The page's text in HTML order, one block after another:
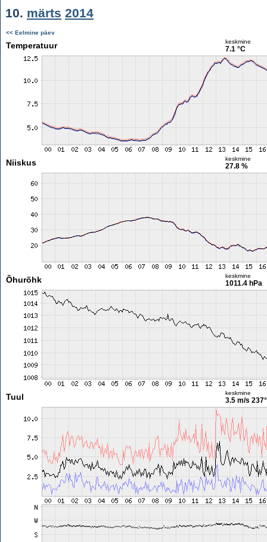
10. märts 2014
<< Eelmine päev
Temperatuur keskmine
7.1 °C
Niiskus keskmine
27.8 %
Õhurõhk keskmine
1011.4 hPa
Tuul keskmine
3.5 m/s 237°